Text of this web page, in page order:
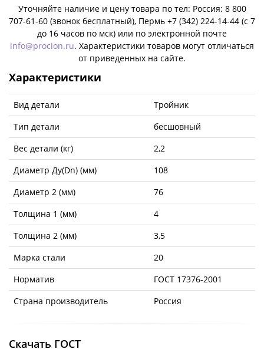
Уточняйте наличие и цену товара по тел: Россия: 8 800
707-61-60 (звонок бесплатный), Пермь +7 (342) 224-14-44 (c 7
до 16 часов по мск) или по электронной почте
info@procion.ru. Характеристики товаров могут отличаться
от приведенных на сайте.
Характеристики
Вид детали
Тройник
Тип детали
бесшовный
Вес детали (кг)
2,2
Диаметр Ду(Dn) (мм)
108
Диаметр 2 (мм)
76
Толщина 1 (мм)
4
Толщина 2 (мм)
3,5
Марка стали
20
Норматив
ГОСТ 17376-2001
Страна производитель
Россия
Скачать ГОСТ